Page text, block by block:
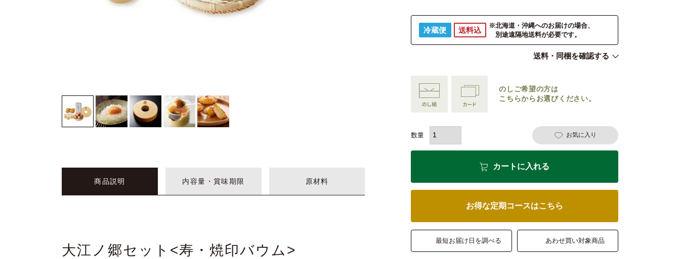
冷蔵便 送料込
※北海道・沖縄へのお届けの場合、
別途遠隔地送料が必要です。
送料・同梱を確認する
のしご希望の方は
こちらからお選びください。
お気に入り
カートに入れる
お得な定期コースはこちら
最短お届け日を調べる あわせ買い対象商品
商品説明 内容量・賞味期限 原材料
大江ノ郷セット<寿・焼印バウム>